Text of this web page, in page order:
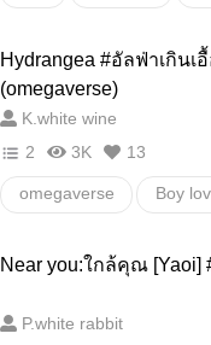
สงกรานต์อ่านฟิน
เรื่องเล่าวันคนโสด
Hydrangea #อัลฟ่าเกินเ
(omegaverse)
K.white wine
2
3K 13
omegaverse Boy
Near you:ใกล้คุณ [Yaoi]
P.white rabbit